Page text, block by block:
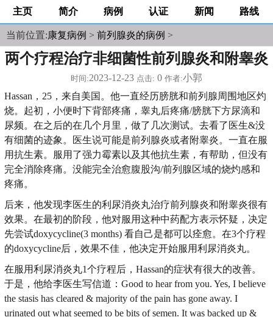
主页 简介 病例 认证 新闻 路线
当前位置:康复病例 > 前列腺炎的病例 >
两个疗程治疗非细菌性前列腺炎和附睾炎
时间:2023-12-23 点击: 0 作者:小郭
Hassan，25，来自美国。他一直经历膀胱和前列腺周围地区灼
烧。起初，小便时下背部疼痛，睾丸后疼痛/膀胱下方尿滴和
尿频。在之后的在几个月里，做了几次测试。去看了医生&没
有细菌的迹象。医生说可能是前列腺炎或者附睾炎。一直在服
用抗生素。服用了强力霉素以及其他抗生素，有帮助，但没有
完全消除疼痛。没能完全治愈腹股沟/前列腺区域的烧灼感和
疼痛。
后来，他发现李医生的利尿消炎丸治疗前列腺炎和附睾炎很有
效果。在最初的阶段，他对服用这种中药配方表示怀疑，决定
先尝试doxycycline(3 months) 看自己是都可以痊愈。在3个疗程
的doxycycline后，效果不佳，他决定开始服用利尿消炎丸。
在服用利尿消炎丸1个疗程后，Hassan的症状有很大的改善。
于是，他给李医生写信道：Good to hear from you. Yes, I believe
the stasis has cleared & majority of the pain has gone away. I
urinated out what seemed to be bits of semen. It was backed up &